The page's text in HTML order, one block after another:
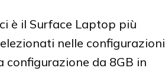
è il Surface Laptop più
nelle configurazioni
configurazione da 8GB in